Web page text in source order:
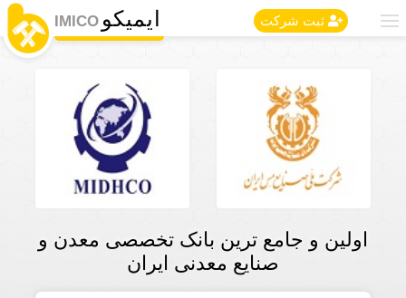
ثبت شرکت ایمیکو IMICO
اولین و جامع ترین بانک تخصصی معدن و
صنایع معدنی ایران